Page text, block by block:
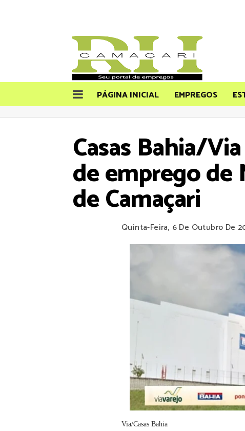
PÁGINA INICIAL EMPREGOS
Casas Bahia/
de emprego
de Camaçari
Quinta-Feira, 6 De Outubro De
Via/Casas Bahia